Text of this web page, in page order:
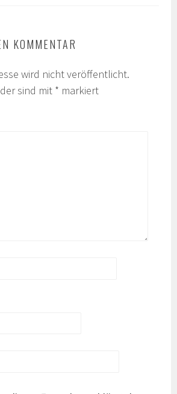
KOMMENTAR
wird nicht veröffentlicht.
sind mit * markiert